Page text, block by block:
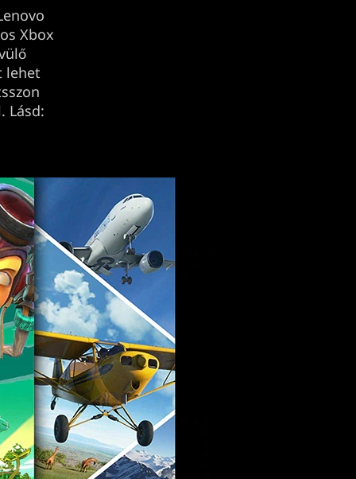
Xbox
lehet
Lásd: